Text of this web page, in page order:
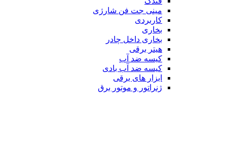
مینی جت فن شارژی
کاربردی
بخاری
بخاری داخل چادر
هیتر برقی
کیسه ضد آب
کیسه ضد آب بادی
ابزار های برقی
ژنراتور و موتور برق